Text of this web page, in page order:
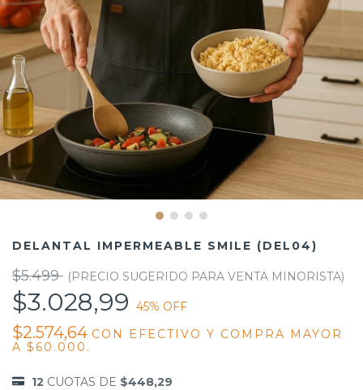
DELANTAL IMPERMEABLE SMILE (DEL04)
$5.499
$3.028,99 45% OFF
$2.574,64 CON
EFECTIVO Y COMPRA MAYOR
A $60.000.
12 CUOTAS DE $448,29